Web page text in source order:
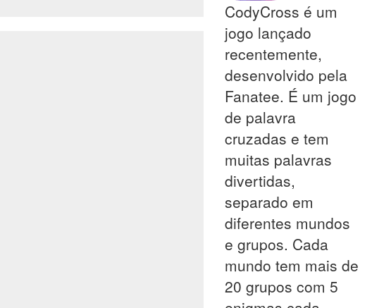
CodyCross é um
jogo lançado
recentemente,
desenvolvido pela
Fanatee. É um jogo
de palavra
cruzadas e tem
muitas palavras
divertidas,
separado em
diferentes mundos
e grupos. Cada
mundo tem mais de
20 grupos com 5